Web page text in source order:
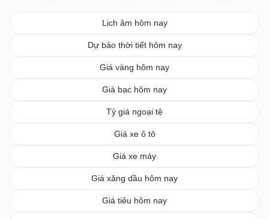
Lịch âm hôm nay
Dự báo thời tiết hôm nay
Giá vàng hôm nay
Giá bạc hôm nay
Tỷ giá ngoại tệ
Giá xe ô tô
Giá xe máy
Giá xăng dầu hôm nay
Giá tiêu hôm nay